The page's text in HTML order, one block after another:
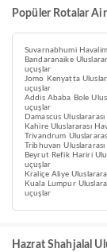
Popüler Rotalar
Suvarnabhumi
Bandaranaike
uçuşlar
Jomo Kenyatta
uçuşlar
Addis Ababa Bole
uçuşlar
Damascus
Kahire Uluslararası
Trivandrum
Tribhuvan Uluslararası
Beyrut Refik Hariri
uçuşlar
Kraliçe Aliye
Kuala Lumpur
uçuşlar
Hazrat Shahjalal